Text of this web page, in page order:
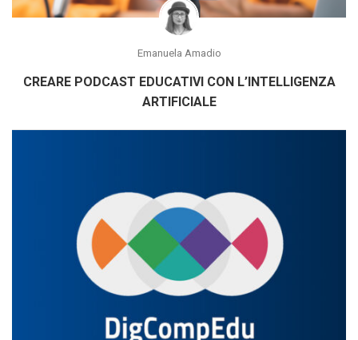
Emanuela Amadio
CREARE PODCAST EDUCATIVI CON L’INTELLIGENZA
ARTIFICIALE